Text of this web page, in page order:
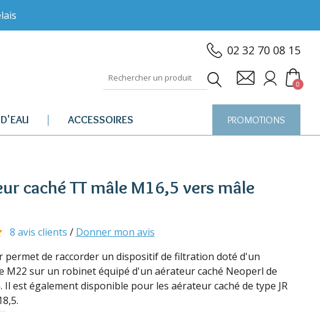
02 32 70 08 15
0
ACCESSOIRES PROMOTIONS
caché TT mâle M16,5 vers mâle
8 avis clients / Donner mon avis
permet de raccorder un dispositif de filtration doté d'un
M22 sur un robinet équipé d'un aérateur caché Neoperl de
Il est également disponible pour les aérateur caché de type JR